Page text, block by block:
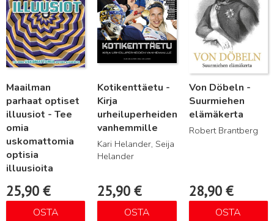
Maailman
parhaat optiset
illuusiot - Tee
omia
uskomattomia
optisia
illuusioita
25,90 €
OSTA
Kotikenttäetu -
Kirja
urheiluperheiden
vanhemmille
Kari Helander, Seija
Helander
25,90€
OSTA
Von Döbeln -
Suurmiehen
elämäkerta
Robert Brantberg
28,90 €
OSTA